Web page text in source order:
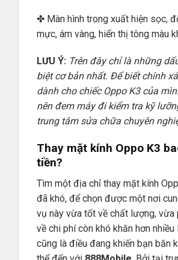
✤ Màn hình trong xuất hiện sọc,
mực, ám vàng, hiển thị tông màu
LƯU Ý: Trên đây chỉ là những
biệt cơ bản nhất. Để biết chính
dành cho chiếc Oppo K3 của
nên đem máy đi kiểm tra kỹ
trung tâm sửa chữa chuyên
Thay mặt kính Oppo K3
tiền?
Tìm một địa chỉ thay mặt kính
đã khó, để chọn được một nơi
vụ này vừa tốt về chất lượng, vừa
về chi phí còn khó khăn hơn nhiều
cũng là điều đang khiến bạn băn